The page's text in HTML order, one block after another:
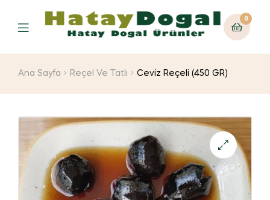
0
Ana Sayfa Reçel Ve Tatlı Ceviz Reçeli (450 GR)